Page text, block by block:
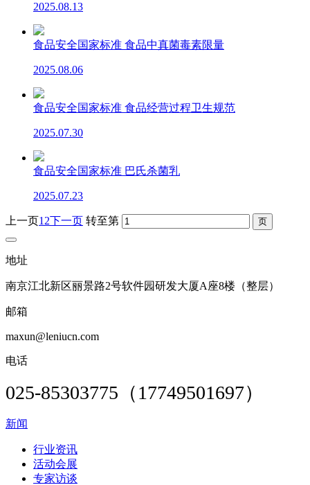
2025.08.13
食品安全国家标准 食品中真菌毒素限量
2025.08.06
食品安全国家标准 食品经营过程卫生规范
2025.07.30
食品安全国家标准 巴氏杀菌乳
2025.07.23
上一页1 2下一页 转至第
地址
南京江北新区丽景路2号软件园研发大厦A座8楼（整层）
邮箱
maxun@leniucn.com
电话
025-85303775（17749501697）
新闻
行业资讯
活动会展
专家访谈